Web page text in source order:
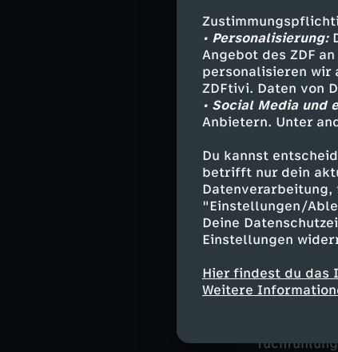
• Personalisierung:
Angebot des ZDF
personalisieren wir
ZDFtivi. Daten von
• Social Media und
Anbietern. Unter
Du kannst
betrifft nur dein
"Einstellungen/
Deine
Einstellungen
Hier findest du das
Weitere
Philip
Moderation
Dunja
moma
Seien Sie